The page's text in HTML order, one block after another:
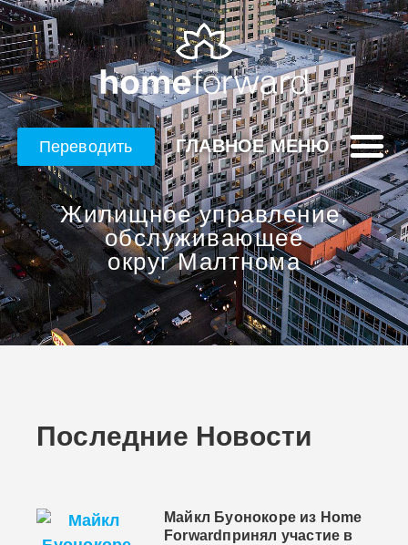
Переводить ГЛАВНОЕ МЕНЮ
Жилищное управление,
обслуживающее
округ Малтнома
Последние Новости
Майкл Буонокоре из Home
Forwardпринял участие в